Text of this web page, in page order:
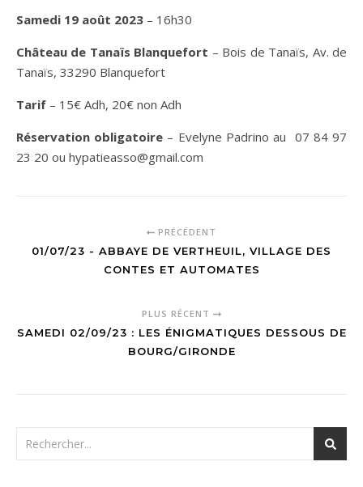
Samedi 19 août 2023 – 16h30
Château de Tanaïs Blanquefort – Bois de Tanaïs, Av. de
Tanaïs, 33290 Blanquefort
Tarif – 15€ Adh, 20€ non Adh
Réservation obligatoire – Evelyne Padrino au 07 84 97
23 20 ou hypatieasso@gmail.com
PRÉCÉDENT
01/07/23 - ABBAYE DE VERTHEUIL, VILLAGE DES
CONTES ET AUTOMATES
PLUS RÉCENT
SAMEDI 02/09/23 : LES ÉNIGMATIQUES DESSOUS DE
BOURG/GIRONDE